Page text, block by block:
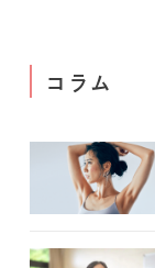
コラム